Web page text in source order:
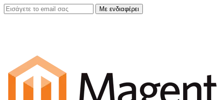
Με ενδιαφέρει